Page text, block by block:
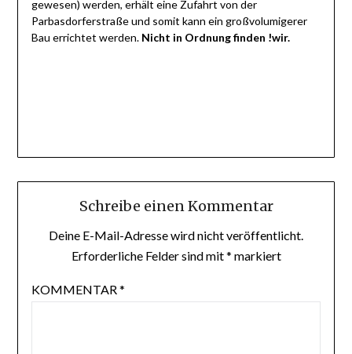
gewesen) werden, erhält eine Zufahrt von der
Parbasdorferstraße und somit kann ein großvolumigerer
Bau errichtet werden. Nicht in Ordnung finden !wir.
Schreibe einen Kommentar
Deine E-Mail-Adresse wird nicht veröffentlicht.
Erforderliche Felder sind mit* markiert
KOMMENTAR*